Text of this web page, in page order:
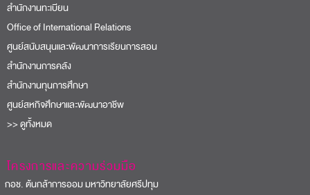
สำนักงานทะเบียน
Office of International Relations
ศูนย์สนับสนุนและพัฒนาการเรียนการสอน
สำนักงานการคลัง
สำนักงานทุนการศึกษา
ศูนย์สหกิจศึกษาและพัฒนาอาชีพ
>> ดูทั้งหมด
โครงการและความร่วมมือ
ช. ต้นกล้าการออม มหาวิทยาลัยศรีปทุม